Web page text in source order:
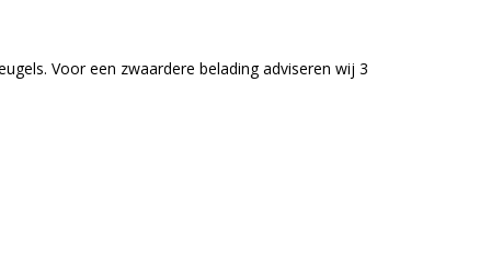
Voor een zwaardere belading adviseren wij 3